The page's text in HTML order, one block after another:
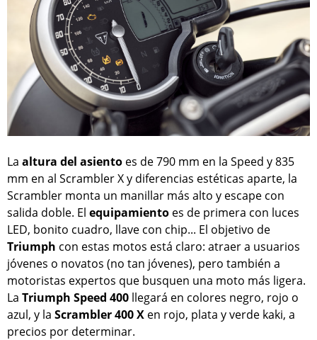
La altura del asiento es de 790 mm en la Speed y 835
mm en al Scrambler X y diferencias estéticas aparte, la
Scrambler monta un manillar más alto y escape con
salida doble. El equipamiento es de primera con luces
LED, bonito cuadro, llave con chip... El objetivo de
Triumph con estas motos está claro: atraer a usuarios
jóvenes o novatos (no tan jóvenes), pero también a
motoristas expertos que busquen una moto más ligera.
La Triumph Speed 400 llegará en colores negro, rojo o
azul, y la Scrambler 400 X en rojo, plata y verde kaki, a
precios por determinar.